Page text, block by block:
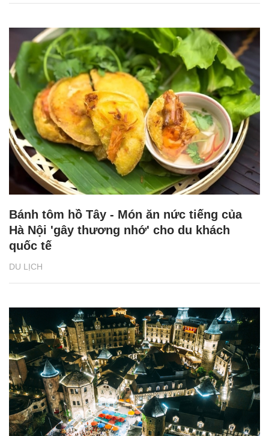
DU LỊCH
Bánh tôm hồ Tây - Món ăn nức tiếng của
Hà Nội 'gây thương nhớ' cho du khách
quốc tế